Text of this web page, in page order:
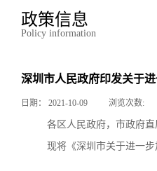
政策信息
Policy information
深圳市人民政府印发关于
日期： 2021-10-09 浏览次数:
各区人民政府，市政府直
现将《深圳市关于进一